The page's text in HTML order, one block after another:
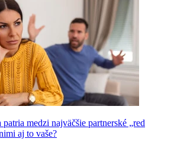
medzi najväčšie partnerské „red
aj to vaše?